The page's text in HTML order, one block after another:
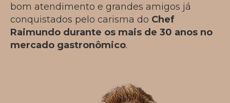
bom atendimento e grandes amigos já
conquistados pelo carisma do Chef
Raimundo durante os mais de 30 anos no
mercado gastronômico.